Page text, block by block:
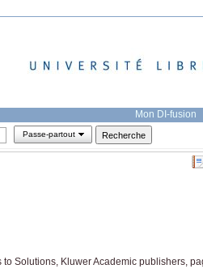
Mon DI-fusion
Passe-partout
Solutions, Kluwer Academic publishers,